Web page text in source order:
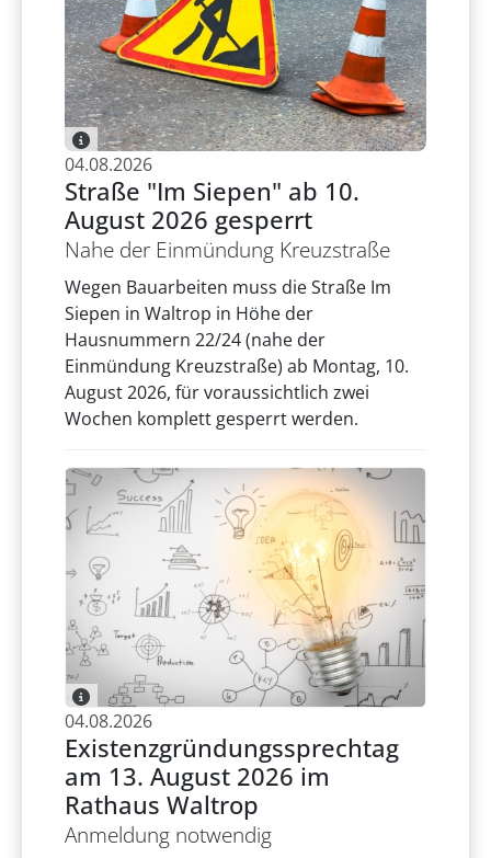
04.08.2026
Straße "Im Siepen" ab 10.
August 2026 gesperrt
Nahe der Einmündung Kreuzstraße
Wegen Bauarbeiten muss die Straße Im
Siepen in Waltrop in Höhe der
Hausnummern 22/24 (nahe der
Einmündung Kreuzstraße) ab Montag, 10.
August 2026, für voraussichtlich zwei
Wochen komplett gesperrt werden.
04.08.2026
Existenzgründungssprechtag
am 13. August 2026 im
Rathaus Waltrop
Anmeldung notwendig